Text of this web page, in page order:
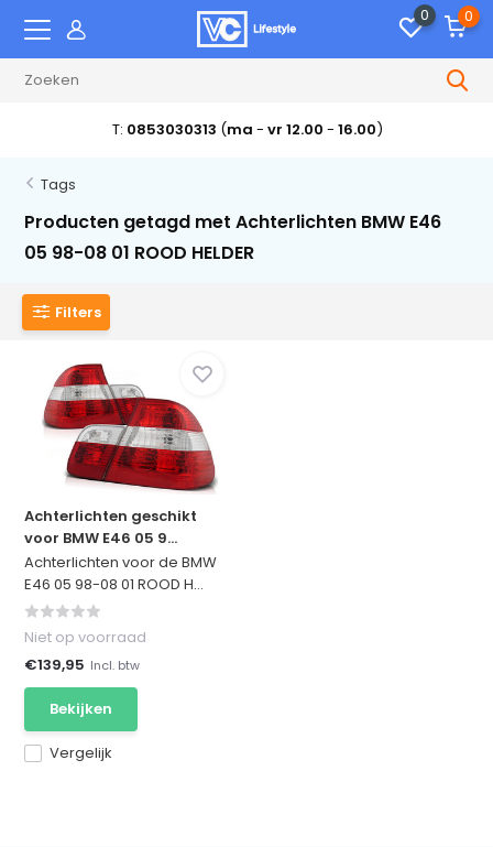
0 0
T: 0853030313 (ma - vr 12.00 - 16.00)
Tags
Producten getagd met Achterlichten BMW E46
05 98-08 01 ROOD HELDER
Filters
Achterlichten geschikt
voor BMW E46 05 9...
Achterlichten voor de BMW
E46 05 98-08 01 ROOD H...
Vergelijk
Niet op voorraad
€139,95 Incl. btw
Bekijken